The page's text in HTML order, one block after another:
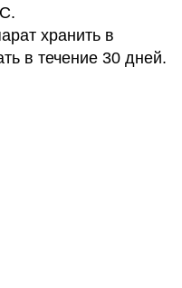
хранить в
в течение 30 дней.